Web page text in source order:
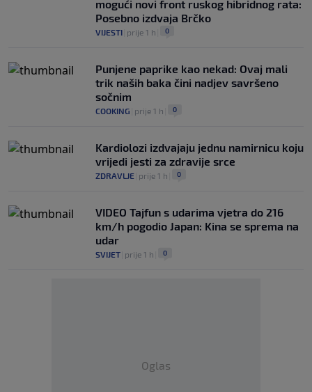
mogući novi front ruskog hibridnog rata:
Posebno izdvaja Brčko
VIJESTI prije 1 h 0
Punjene paprike kao nekad: Ovaj mali
trik naših baka čini nadjev savršeno
sočnim
COOKING prije 1 h 0
Kardiolozi izdvajaju jednu namirnicu koju
vrijedi jesti za zdravije srce
ZDRAVLJE prije 1 h 0
VIDEO Tajfun s udarima vjetra do 216
km/h pogodio Japan: Kina se sprema na
udar
SVIJET prije 1 h 0
Oglas